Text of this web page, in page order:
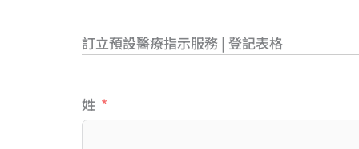
訂立預設醫療指示服務 | 登記表格
姓